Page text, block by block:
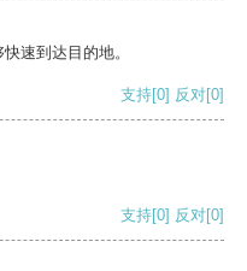
速到达目的地。
支持[0] 反对[0]
支持[0] 反对[0]